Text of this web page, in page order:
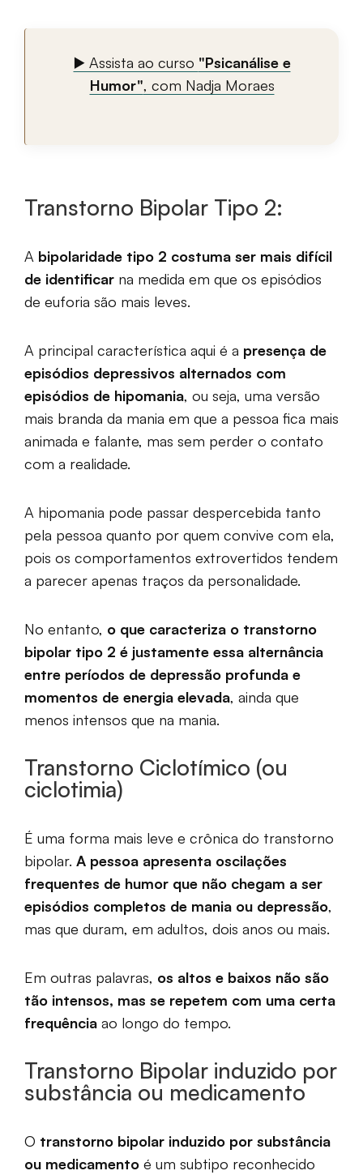
▶️ Assista ao curso "Psicanálise e
Humor", com Nadja Moraes
Transtorno Bipolar Tipo 2:
A bipolaridade tipo 2 costuma ser mais difícil
de identificar na medida em que os episódios
de euforia são mais leves.
A principal característica aqui é a presença de
episódios depressivos alternados com
episódios de hipomania, ou seja, uma versão
mais branda da mania em que a pessoa fica mais
animada e falante, mas sem perder o contato
com a realidade.
A hipomania pode passar despercebida tanto
pela pessoa quanto por quem convive com ela,
pois os comportamentos extrovertidos tendem
a parecer apenas traços da personalidade.
No entanto, o que caracteriza o transtorno
bipolar tipo 2 é justamente essa alternância
entre períodos de depressão profunda e
momentos de energia elevada, ainda que
menos intensos que na mania.
Transtorno Ciclotímico (ou
ciclotimia)
É uma forma mais leve e crônica do transtorno
bipolar. A pessoa apresenta oscilações
frequentes de humor que não chegam a ser
episódios completos de mania ou depressão,
mas que duram, em adultos, dois anos ou mais.
Em outras palavras, os altos e baixos não são
tão intensos, mas se repetem com uma certa
frequência ao longo do tempo.
Transtorno Bipolar induzido por
substância ou medicamento
O transtorno bipolar induzido por substância
ou medicamento é um subtipo reconhecido